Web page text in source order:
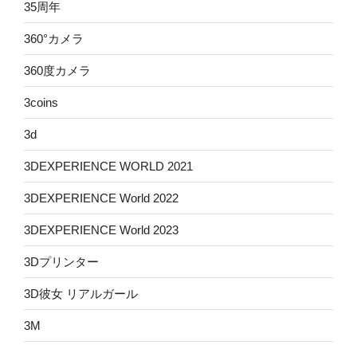
35周年
360°カメラ
360度カメラ
3coins
3d
3DEXPERIENCE WORLD 2021
3DEXPERIENCE World 2022
3DEXPERIENCE World 2023
3Dプリンター
3D彼女 リアルガール
3M